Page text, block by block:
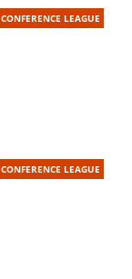
CONFERENCE LEAGUE
CONFERENCE LEAGUE